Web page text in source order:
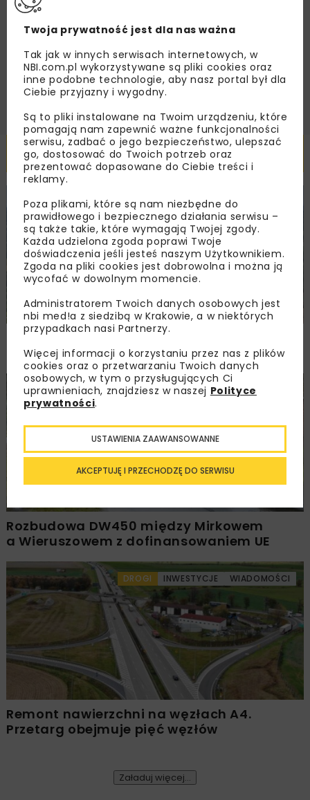
Zapoznałam/em się z
Regulaminem
podany przeze mnie adres e-mail korespondencji
handlowej w postaci newslettera.
ZAPISZ MNIE
Powiązane artykuły
KOLEJ WIADOMOŚCI INWESTYCJE
PKP PLK ogłosiły przetarg na odcinek Gdów
– Szczyrzyc projektu Podłęże–Piekiełko
DROGI INWESTYCJE WIADOMOŚCI
Rozbudowa DW450 między Mirkowem
a Wieruszowem z dofinansowaniem UE
DROGI INWESTYCJE WIADOMOŚCI
Remont nawierzchni na węzłach A4.
Przetarg obejmuje pięć węzłów
Załaduj więcej...
Twoja prywatność jest dla nas ważna
Tak jak w innych serwisach internetowych, w
NBI.com.pl wykorzystywane są pliki cookies oraz
inne podobne technologie, aby nasz portal był dla
Ciebie przyjazny i wygodny.
Są to pliki instalowane na Twoim urządzeniu, które
pomagają nam zapewnić ważne funkcjonalności
serwisu, zadbać o jego bezpieczeństwo, ulepszać
go, dostosować do Twoich potrzeb oraz
prezentować dopasowane do Ciebie treści i
reklamy.
Poza plikami, które są nam niezbędne do
prawidłowego i bezpiecznego działania serwisu –
są także takie, które wymagają Twojej zgody.
Każda udzielona zgoda poprawi Twoje
doświadczenia jeśli jesteś naszym Użytkownikiem.
Zgoda na pliki cookies jest dobrowolna i można ją
wycofać w dowolnym momencie.
Administratorem Twoich danych osobowych jest
nbi med!a z siedzibą w Krakowie, a w niektórych
przypadkach nasi Partnerzy.
Więcej informacji o korzystaniu przez nas z plików
cookies oraz o przetwarzaniu Twoich danych
osobowych, w tym o przysługujących Ci
uprawnieniach, znajdziesz w naszej Polityce
prywatności.
AKCEPTUJĘ I PRZECHODZĘ DO SERWISU
USTAWIENIA ZAAWANSOWANNE